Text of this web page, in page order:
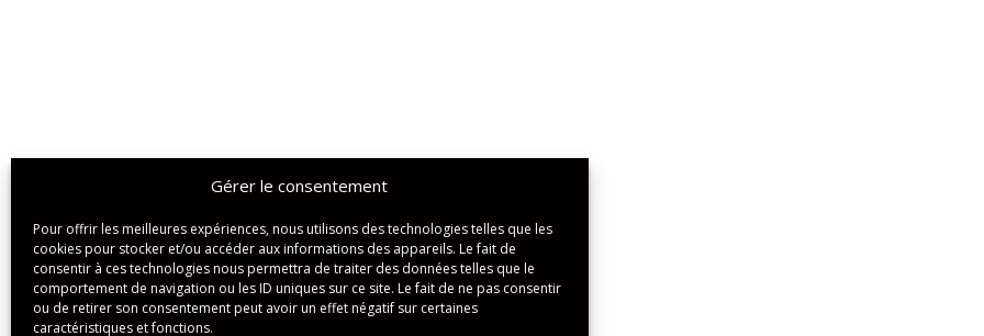
Gérer le consentement
Pour offrir les meilleures expériences, nous utilisons des technologies telles que les
cookies pour stocker et/ou accéder aux informations des appareils. Le fait de
consentir à ces technologies nous permettra de traiter des données telles que le
comportement de navigation ou les ID uniques sur ce site. Le fait de ne pas consentir
ou de retirer son consentement peut avoir un effet négatif sur certaines
caractéristiques et fonctions.